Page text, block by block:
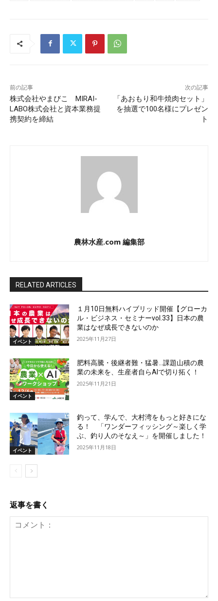
前の記事
株式会社やまびこ MIRAI-
LABO株式会社と資本業務提
携契約を締結
次の記事
「あおもり和牛焼肉セット」
を抽選で100名様にプレゼン
ト
農林水産.com 編集部
RELATED ARTICLES
イベント
１月10日無料ハイブリッド開催【グローカ
ル・ビジネス・セミナーvol.33】日本の農
業はなぜ成長できないのか
2025年11月27日
イベント
肥料高騰・後継者難・猛暑…課題山積の農
業の未来を、生産者自らAIで切り拓く！
2025年11月21日
イベント
釣って、学んで、大村湾をもっと好きにな
る！ 「ワンダーフィッシング～楽しく学
ぶ、釣り人のそなえ～」を開催しました！
2025年11月18日
返事を書く